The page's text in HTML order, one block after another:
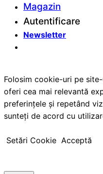
Magazin
Autentificare
Newsletter
Folosim cookie-uri pe
oferi cea mai relevantă
preferințele și repetând
sunteți de acord cu
Setări Cookie Acceptă